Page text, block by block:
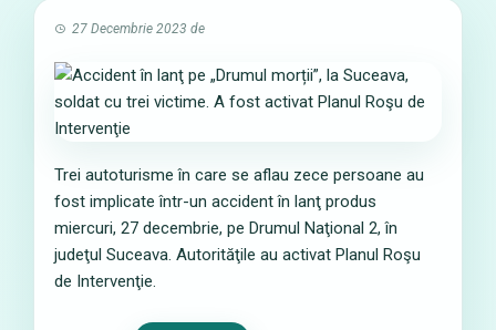
27 Decembrie 2023 de
Trei autoturisme în care se aflau zece persoane au
fost implicate într-un accident în lanţ produs
miercuri, 27 decembrie, pe Drumul Naţional 2, în
judeţul Suceava. Autorităţile au activat Planul Roşu
de Intervenţie.